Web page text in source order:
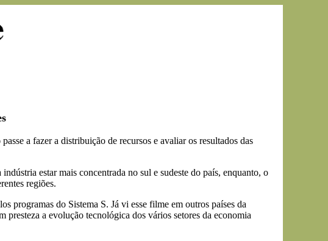
a fazer a distribuição de recursos e avaliar os resultados das
estar mais concentrada no sul e sudeste do país, enquanto, o
regiões.
programas do Sistema S. Já vi esse filme em outros países da
a evolução tecnológica dos vários setores da economia